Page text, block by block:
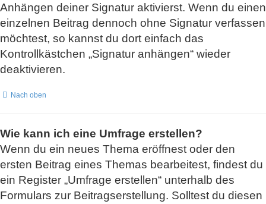
Anhängen deiner Signatur aktivierst. Wenn du einen
einzelnen Beitrag dennoch ohne Signatur verfassen
möchtest, so kannst du dort einfach das
Kontrollkästchen „Signatur anhängen“ wieder
deaktivieren.
Nach oben
Wie kann ich eine Umfrage erstellen?
Wenn du ein neues Thema eröffnest oder den
ersten Beitrag eines Themas bearbeitest, findest du
ein Register „Umfrage erstellen“ unterhalb des
Formulars zur Beitragserstellung. Solltest du diesen